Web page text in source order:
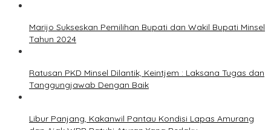
Marijo Sukseskan Pemilihan Bupati dan Wakil Bupati Minsel
Tahun 2024
Ratusan PKD Minsel Dilantik, Keintjem : Laksana Tugas dan
Tanggungjawab Dengan Baik
Libur Panjang, Kakanwil Pantau Kondisi Lapas Amurang